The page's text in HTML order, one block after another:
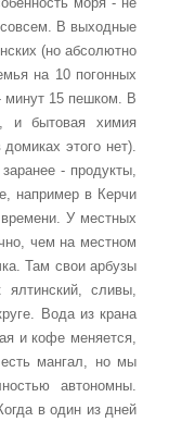
В выходные
(но абсолютно
на 10 погонных
минут 15 пешком. В
и бытовая химия
этого нет).
- продукты,
например в Керчи
У местных
чем на местном
Там свои арбузы
сливы,
Вода из крана
и кофе меняется,
мангал, но мы
автономны.
в один из дней